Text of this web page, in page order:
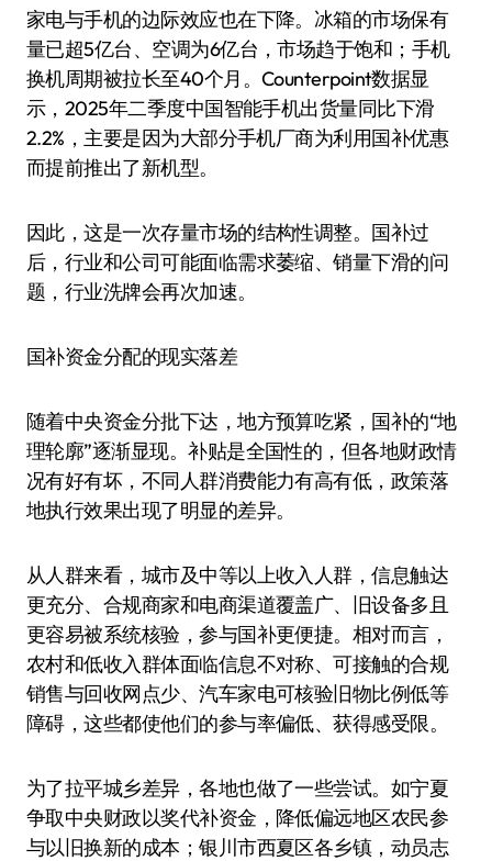
家电与手机的边际效应也在下降。冰箱的市场保有
量已超5亿台、空调为6亿台，市场趋于饱和；手机
换机周期被拉长至40个月。Counterpoint数据显
示，2025年二季度中国智能手机出货量同比下滑
2.2%，主要是因为大部分手机厂商为利用国补优惠
而提前推出了新机型。
因此，这是一次存量市场的结构性调整。国补过
后，行业和公司可能面临需求萎缩、销量下滑的问
题，行业洗牌会再次加速。
国补资金分配的现实落差
随着中央资金分批下达，地方预算吃紧，国补的“地
理轮廓”逐渐显现。补贴是全国性的，但各地财政情
况有好有坏，不同人群消费能力有高有低，政策落
地执行效果出现了明显的差异。
从人群来看，城市及中等以上收入人群，信息触达
更充分、合规商家和电商渠道覆盖广、旧设备多且
更容易被系统核验，参与国补更便捷。相对而言，
农村和低收入群体面临信息不对称、可接触的合规
销售与回收网点少、汽车家电可核验旧物比例低等
障碍，这些都使他们的参与率偏低、获得感受限。
为了拉平城乡差异，各地也做了一些尝试。如宁夏
争取中央财政以奖代补资金，降低偏远地区农民参
与以旧换新的成本；银川市西夏区各乡镇，动员志